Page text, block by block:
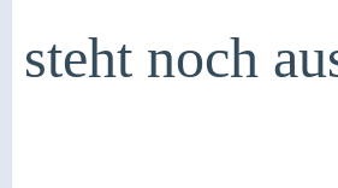
steht noch